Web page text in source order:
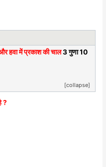
हवा में प्रकाश की चाल3 गुणा 10
[collapse]
?